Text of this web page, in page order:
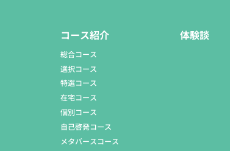
コース紹介
総合コース
選択コース
特選コース
在宅コース
個別コース
自己啓発コース
メタバースコース
体験談